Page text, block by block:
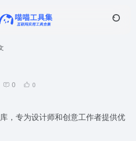
0 0
，专为设计师和创意工作者提供优